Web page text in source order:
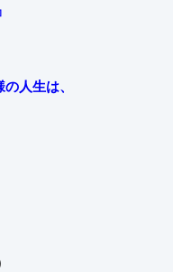
人生は、